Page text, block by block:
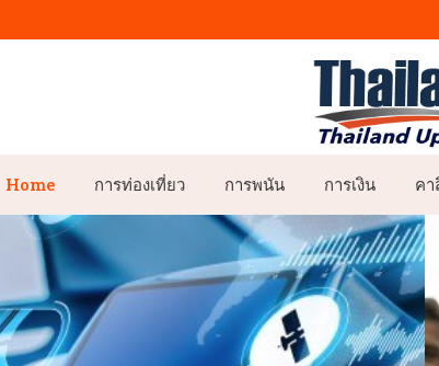
Home การท่องเที่ยว การพนัน การเงิน คา